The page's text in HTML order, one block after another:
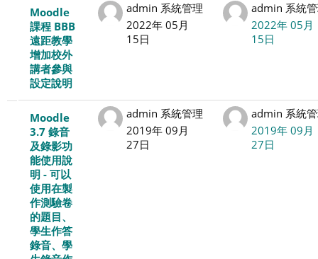
カ
Moodle
課程 BBB
遠距教學
增加校外
講者參與
設定說明
admin 系統管理
2022年 05月
15日
admin 系統
2022年 05月
15日
Moodle
3.7 錄音
及錄影功
能使用說
明 - 可以
使用在製
作測驗卷
的題目、
學生作答
錄音、學
admin 系統管理
2019年 09月
27日
admin 系統
2019年 09月
27日